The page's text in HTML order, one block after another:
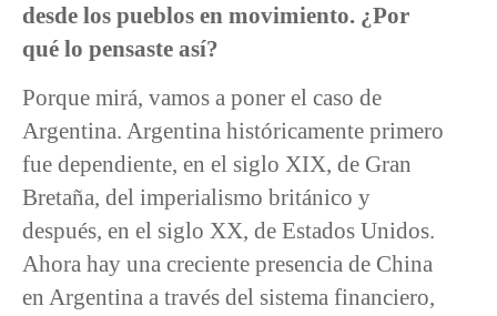
desde los pueblos en movimiento. ¿Por
qué lo pensaste así?
Porque mirá, vamos a poner el caso de
Argentina. Argentina históricamente primero
fue dependiente, en el siglo XIX, de Gran
Bretaña, del imperialismo británico y
después, en el siglo XX, de Estados Unidos.
Ahora hay una creciente presencia de China
en Argentina a través del sistema financiero,